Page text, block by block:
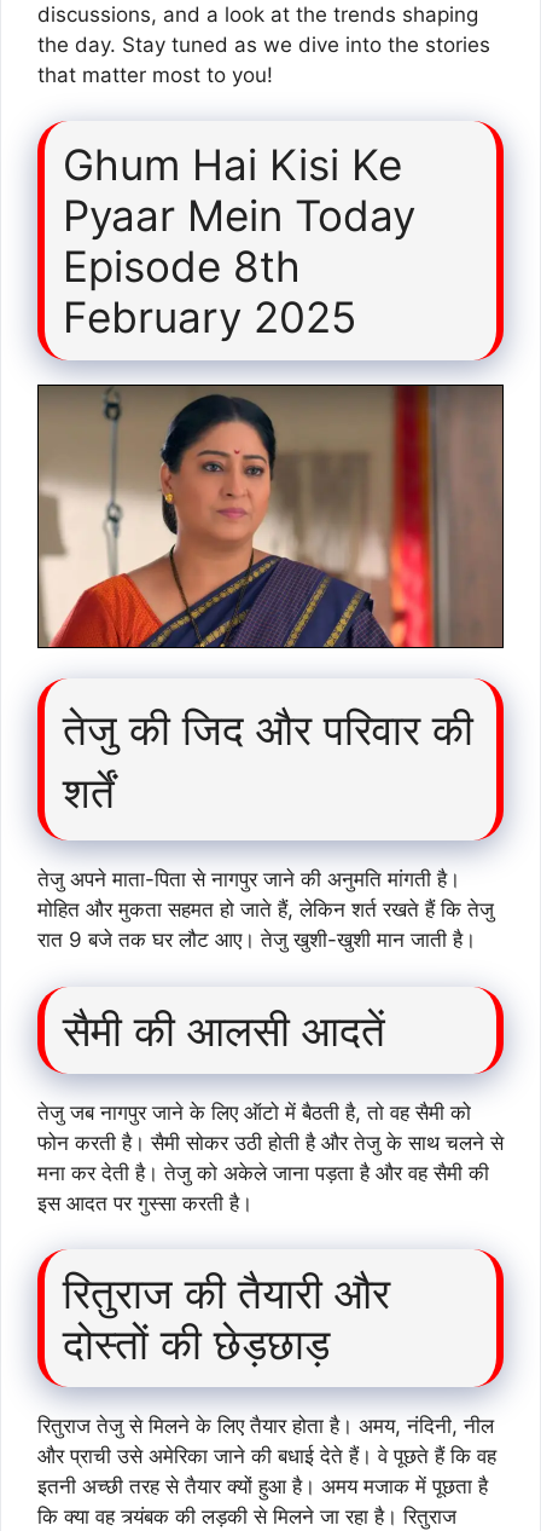
discussions, and a look at the trends shaping
the day. Stay tuned as we dive into the stories
that matter most to you!
Ghum Hai Kisi Ke
Pyaar Mein Today
Episode 8th
February 2025
तेजु की जिद और परिवार की
शर्तें
तेजु अपने माता-पिता से नागपुर जाने की अनुमति मांगती है।
मोहित और मुकता सहमत हो जाते हैं, लेकिन शर्त रखते हैं कि तेजु
रात 9 बजे तक घर लौट आए। तेजु खुशी-खुशी मान जाती है।
सैमी की आलसी आदतें
तेजु जब नागपुर जाने के लिए ऑटो में बैठती है, तो वह सैमी को
फोन करती है। सैमी सोकर उठी होती है और तेजु के साथ चलने से
मना कर देती है। तेजु को अकेले जाना पड़ता है और वह सैमी की
इस आदत पर गुस्सा करती है।
रितुराज की तैयारी और
दोस्तों की छेड़छाड़
रितुराज तेजु से मिलने के लिए तैयार होता है। अमय, नंदिनी, नील
और प्राची उसे अमेरिका जाने की बधाई देते हैं। वे पूछते हैं कि वह
इतनी अच्छी तरह से तैयार क्यों हुआ है। अमय मजाक में पूछता है
कि क्या वह त्र्यंबक की लड़की से मिलने जा रहा है। रितुराज